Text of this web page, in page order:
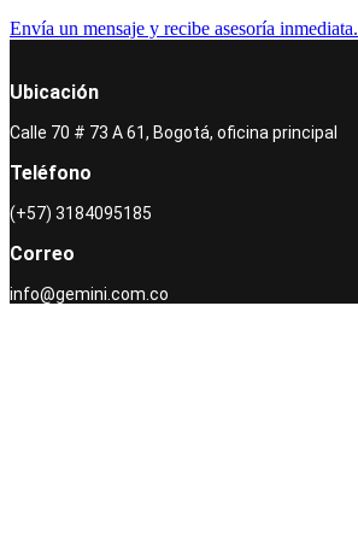
Envía un mensaje y recibe asesoría inmediata.
Ubicación
Calle 70 # 73 A 61, Bogotá, oficina principal
Teléfono
(+57) 3184095185
Correo
info@gemini.com.co